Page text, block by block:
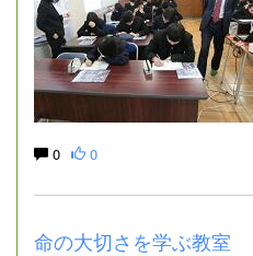
0 0
命の大切さを学ぶ教室